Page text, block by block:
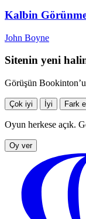
Kalbin
John Boyne
Sitenin yeni
Görüşün
Çok iyi İyi Fark
Oyun herkese açık.
Oy ver